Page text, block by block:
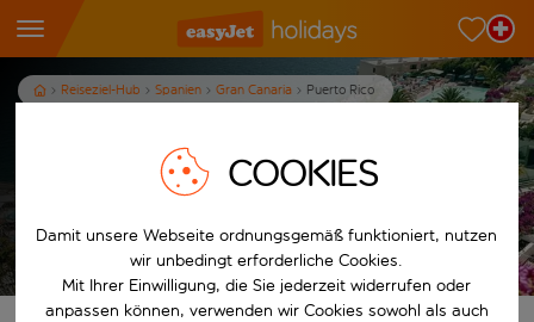
Reiseziel-Hub Spanien Gran Canaria Puerto Rico
Ferien in Puerto Rico
Ferien anzeigen
COOKIES
Damit unsere Webseite ordnungsgemäß funktioniert, nutzen
wir unbedingt erforderliche Cookies.
Mit Ihrer Einwilligung, die Sie jederzeit widerrufen oder
anpassen können, verwenden wir Cookies sowohl als auch